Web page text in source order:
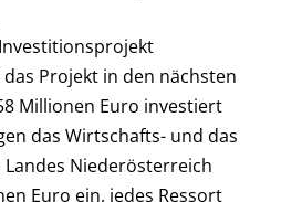
Projekt in den nächsten
Millionen Euro investiert
das Wirtschafts- und das
Niederösterreich
Euro ein, jedes Ressort